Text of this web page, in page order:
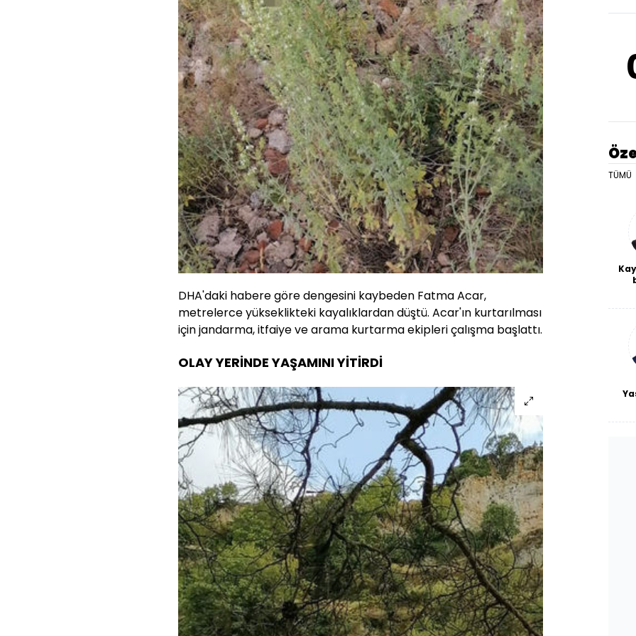
DHA'daki habere göre dengesini kaybeden Fatma Acar,
metrelerce yükseklikteki kayalıklardan düştü. Acar'ın kurtarılması
için jandarma, itfaiye ve arama kurtarma ekipleri çalışma başlattı.
OLAY YERİNDE YAŞAMINI YİTİRDİ
TÜMÜ